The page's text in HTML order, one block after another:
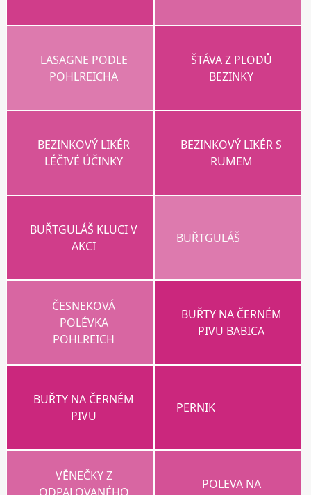
LASAGNE PODLE
POHLREICHA
ŠTÁVA Z PLODŮ
BEZINKY
BEZINKOVÝ LIKÉR
LÉČIVÉ ÚČINKY
BEZINKOVÝ LIKÉR S
RUMEM
BUŘTGULÁŠ KLUCI V
AKCI
BUŘTGULÁŠ
ČESNEKOVÁ
POLÉVKA
POHLREICH
BUŘTY NA ČERNÉM
PIVU BABICA
BUŘTY NA ČERNÉM
PIVU
PERNIK
VĚNEČKY Z
POLEVA NA